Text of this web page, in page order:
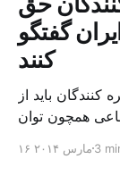
گفتگو
کنند
کنندگان باید از
همچون توان
بیانیه ای که
۱۶ مارس ۲۰۱۴ 3